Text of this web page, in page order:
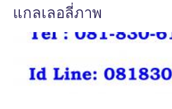
แกลเลอลี่ภาพ